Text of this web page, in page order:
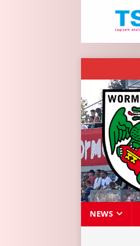
NEWS